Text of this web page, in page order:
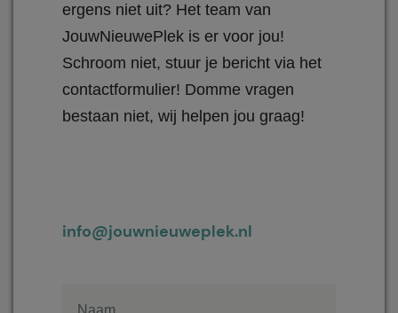
ergens niet uit? Het team van
JouwNieuwePlek is er voor jou!
Schroom niet, stuur je bericht via het
contactformulier! Domme vragen
bestaan niet, wij helpen jou graag!
info@jouwnieuweplek.nl